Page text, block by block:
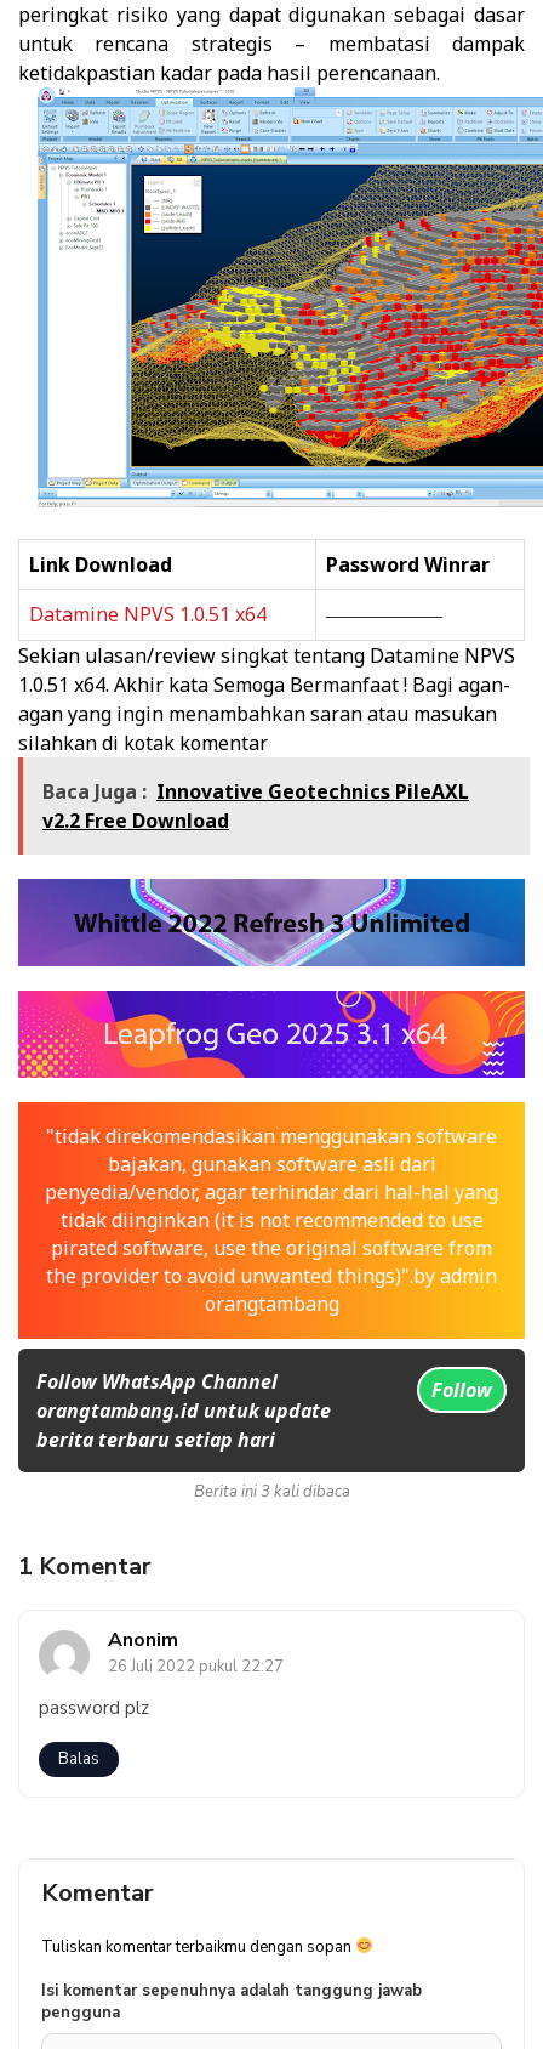
peringkat risiko yang dapat digunakan sebagai dasar
untuk rencana strategis – membatasi dampak
ketidakpastian kadar pada hasil perencanaan.
Link Download
Password Winrar
Datamine NPVS 1.0.51 x64
——————
Sekian ulasan/review singkat tentang Datamine NPVS
1.0.51 x64. Akhir kata Semoga Bermanfaat ! Bagi agan-
agan yang ingin menambahkan saran atau masukan
silahkan di kotak komentar
Baca Juga : Innovative Geotechnics PileAXL
v2.2 Free Download
"tidak direkomendasikan menggunakan software
bajakan, gunakan software asli dari
penyedia/vendor, agar terhindar dari hal-hal yang
tidak diinginkan (it is not recommended to use
pirated software, use the original software from
the provider to avoid unwanted things)".by admin
orangtambang
Follow WhatsApp Channel
orangtambang.id untuk update
berita terbaru setiap hari
Follow
Berita ini 3 kali dibaca
1 Komentar
Anonim
26 Juli 2022 pukul 22:27
password plz
Balas
Komentar
Tuliskan komentar terbaikmu dengan sopan
Isi komentar sepenuhnya adalah tanggung jawab
pengguna